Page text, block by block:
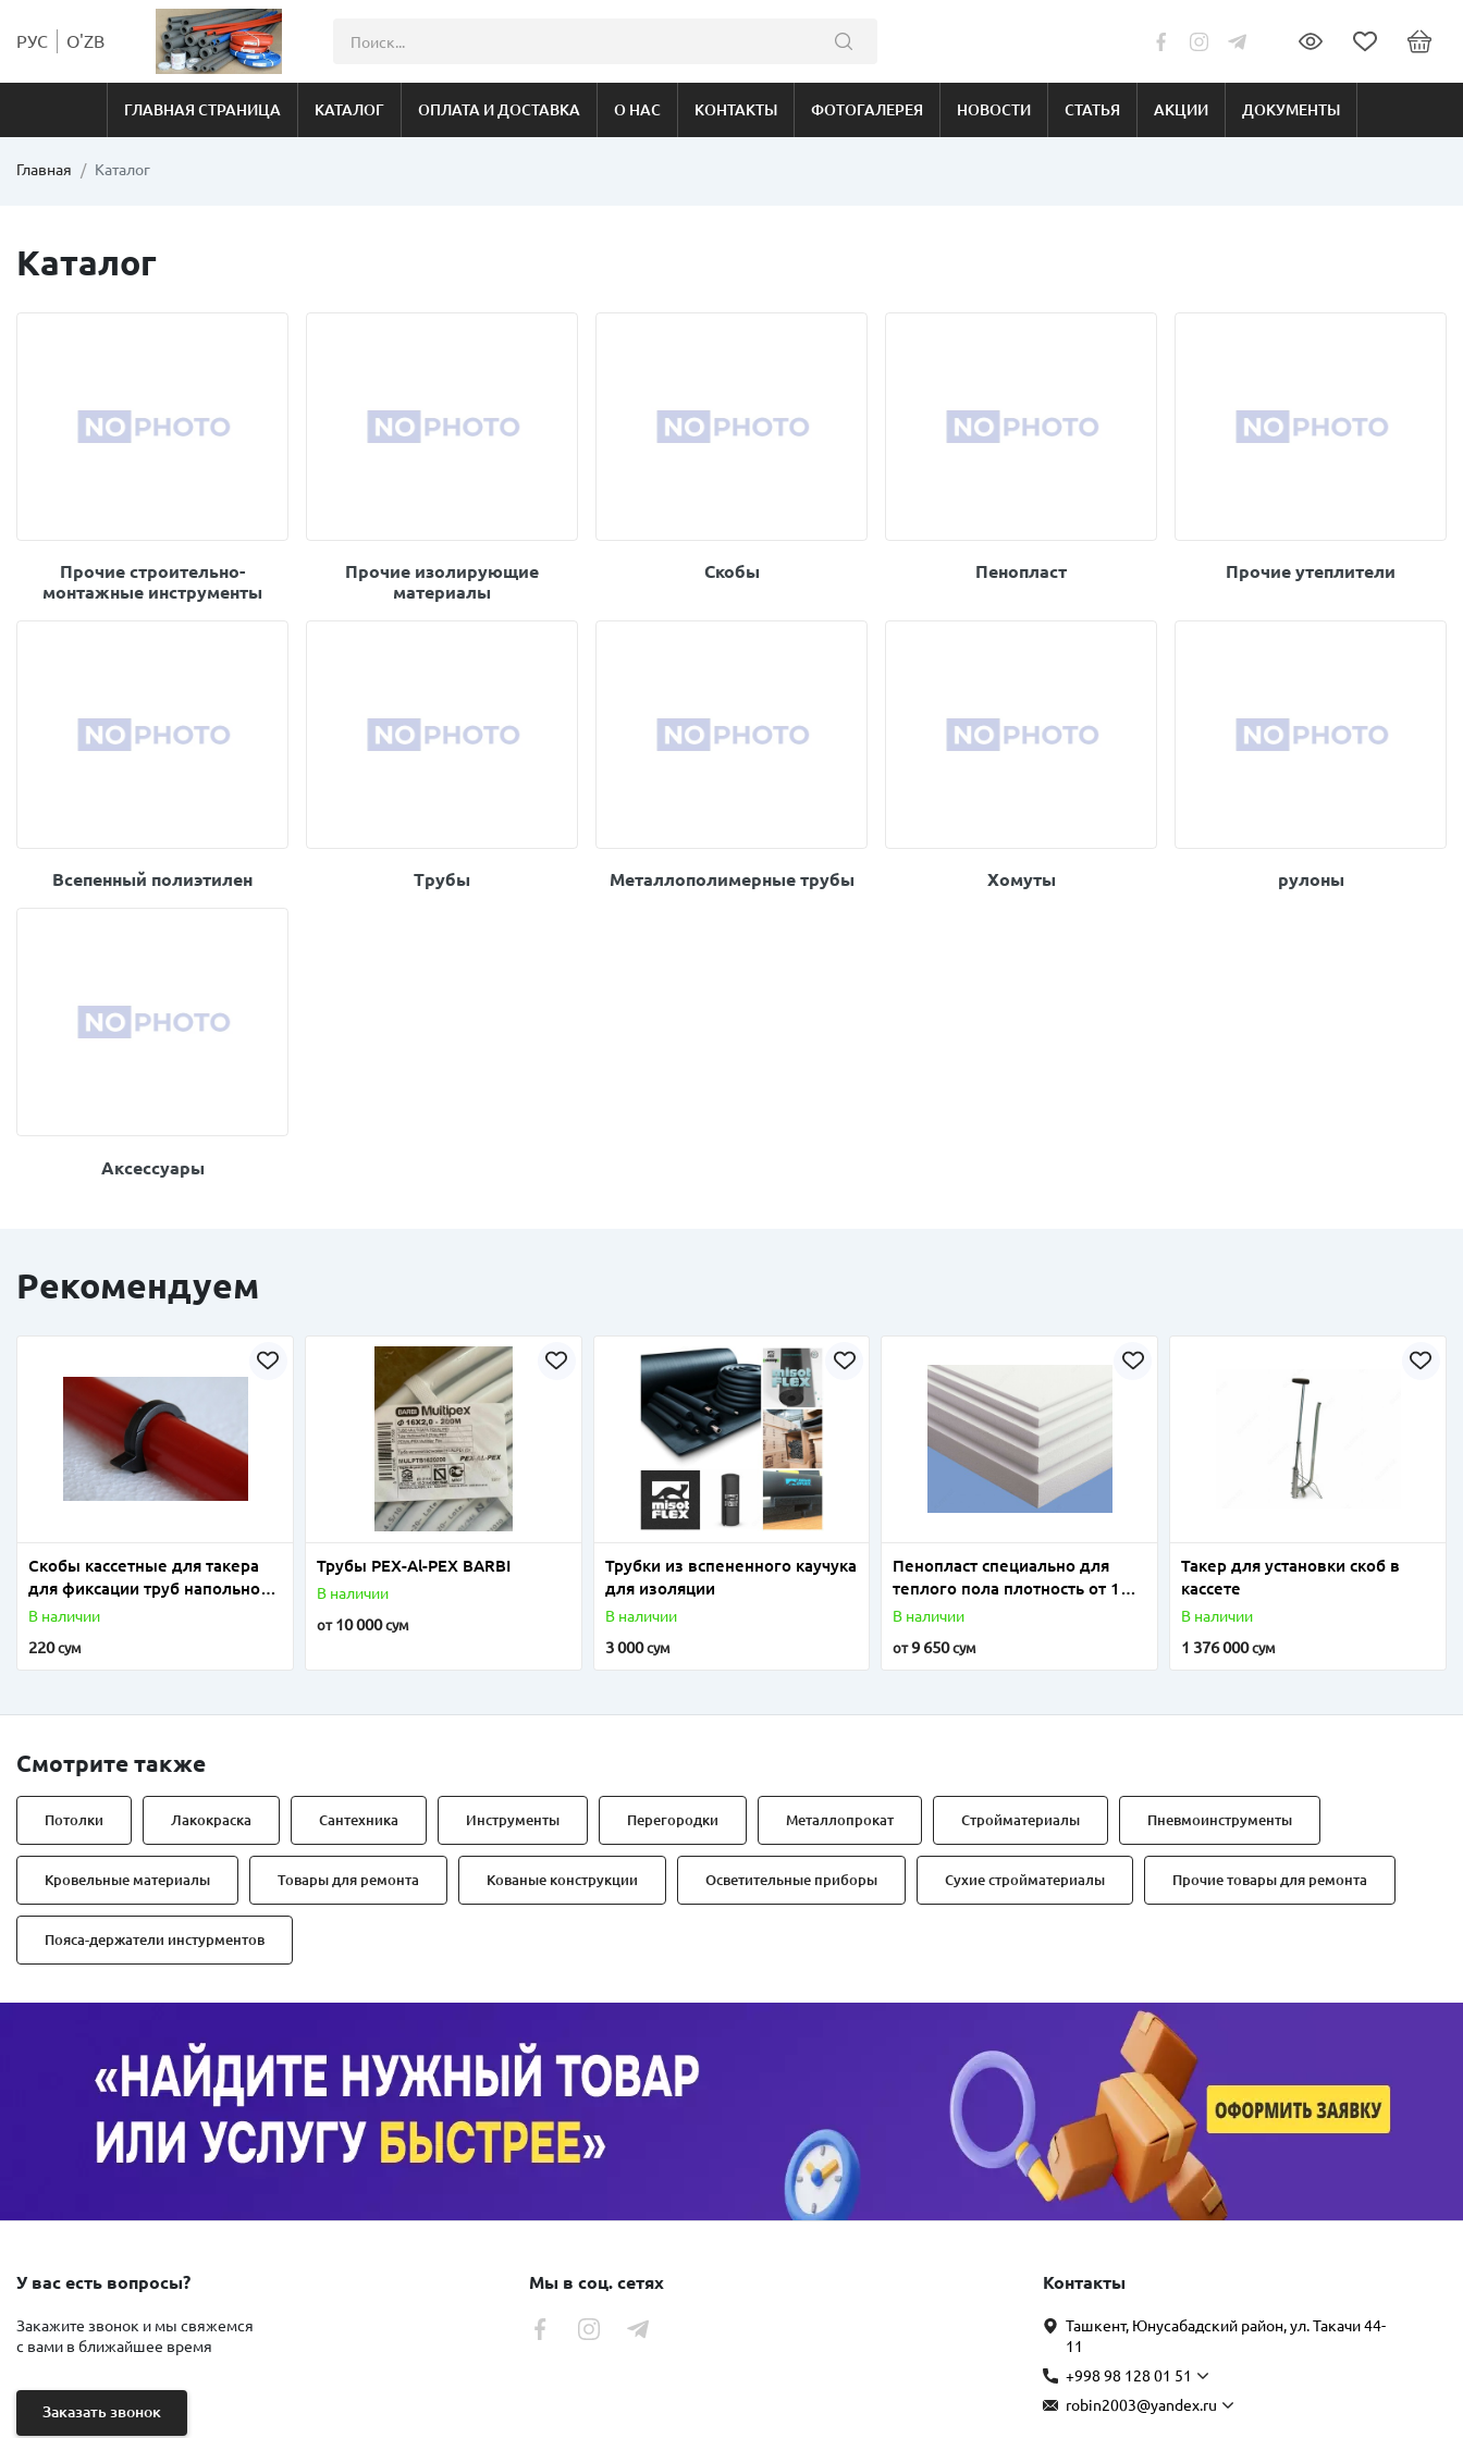
РУС O'ZB
ГЛАВНАЯ СТРАНИЦА КАТАЛОГ ОПЛАТА И ДОСТАВКА О НАС КОНТАКТЫ ФОТОГАЛЕРЕЯ НОВОСТИ СТАТЬЯ АКЦИИ ДОКУМЕНТЫ
Главная Каталог
Каталог
Прочие строительно-
монтажные инструменты
Прочие изолирующие
материалы
Скобы Пенопласт Прочие утеплители
Всепенный полиэтилен Трубы Металлополимерные трубы Хомуты рулоны
Аксессуары
Рекомендуем
Скобы кассетные для такера
для фиксации труб напольного
отопления
В наличии
220сум
Трубы PEX-Al-PEX BARBI
В наличии
от10 000сум
Трубки из вспененного каучука
для изоляции
В наличии
3 000сум
Пенопласт специально для
теплого пола плотность от 18
до 25
В наличии
от9 650сум
Такер для установки скоб в
кассете
В наличии
1 376 000сум
Смотрите также
Потолки Лакокраска Сантехника Инструменты Перегородки Металлопрокат Стройматериалы Пневмоинструменты
Кровельные материалы Товары для ремонта Кованые конструкции Осветительные приборы Сухие стройматериалы Прочие товары для ремонта
Пояса-держатели инстурментов
У вас есть вопросы?
Закажите звонок и мы свяжемся
с вами в ближайшее время
Заказать звонок
Мы в соц. сетях Контакты
Ташкент, Юнусабадский район, ул. Такачи 44-
11
+998 98 128 01 51
robin2003@yandex.ru